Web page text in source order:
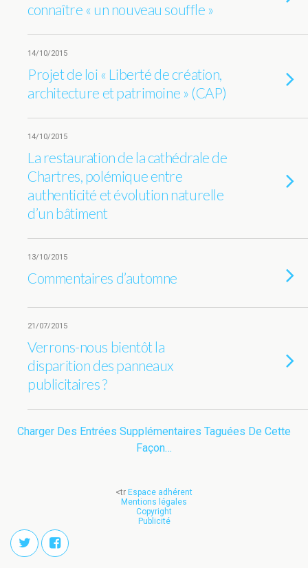
connaître « un nouveau souffle »
14/10/2015
Projet de loi « Liberté de création,
architecture et patrimoine » (CAP)
14/10/2015
La restauration de la cathédrale de
Chartres, polémique entre
authenticité et évolution naturelle
d’un bâtiment
13/10/2015
Commentaires d’automne
21/07/2015
Verrons-nous bientôt la
disparition des panneaux
publicitaires ?
Charger Des Entrées Supplémentaires Taguées De Cette
Façon…
<tr Espace adhérent
Mentions légales
Copyright
Publicité